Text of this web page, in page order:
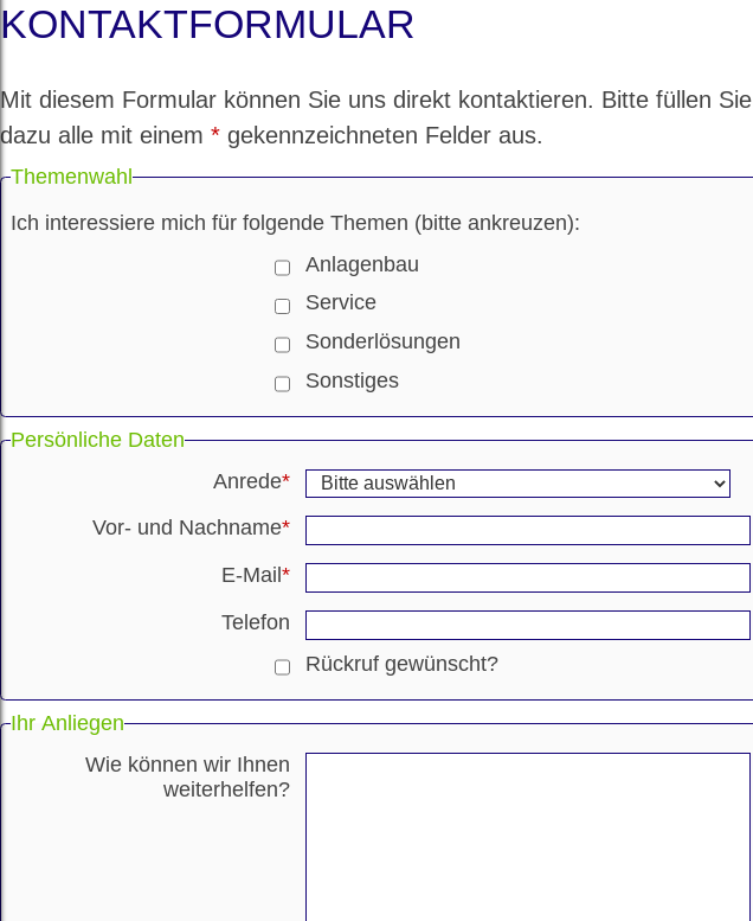
KONTAKTFORMULAR
Mit diesem Formular können Sie uns direkt kontaktieren. Bitte füllen Sie
dazu alle mit einem * gekennzeichneten Felder aus.
Themenwahl
Ich interessiere mich für folgende Themen (bitte ankreuzen):
Anlagenbau
Service
Sonderlösungen
Sonstiges
Persönliche Daten
Anrede*
Vor- und Nachname*
E-Mail*
Telefon
Rückruf gewünscht?
Ihr Anliegen
Wie können wir Ihnen
weiterhelfen?